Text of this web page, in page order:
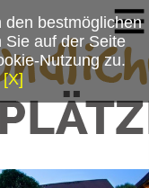
bestmöglichen
Sie auf der Seite
Nutzung zu.
[X]